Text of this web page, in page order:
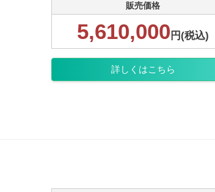
販売価格
5,610,000 円(税込)
詳しくはこちら